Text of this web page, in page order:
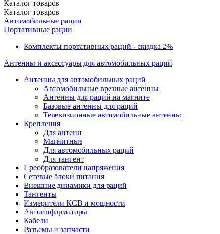
Каталог товаров
Каталог товаров
Автомобильные рации
Портативные рации
Комплекты портативных раций - скидка 2%
Антенны и аксессуары для автомобильных раций
Антенны для автомобильных раций
Автомобильные врезные антенны
Антенны для раций на магните
Базовые антенны для раций
Телевизионные автомобильные антенны
Крепления
Для антенн
Магнитные
Для автомобильных раций
Для тангент
Преобразователи напряжения
Сетевые блоки питания
Внешние динамики для раций
Тангенты
Измерители КСВ и мощности
Автоинформаторы
Кабели
Разъемы и запчасти